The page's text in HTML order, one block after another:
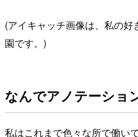
(アイキャッチ画像は、私の
園です。)
なんでアノテーショ
私はこれまで色々な所で働い